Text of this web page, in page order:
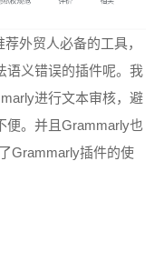
荐外贸人必备的工具，
义错误的插件呢。 我
进行文本审核，避
便。并且Grammarly也
Grammarly插件的使